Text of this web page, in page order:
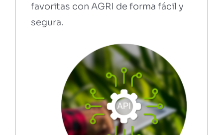
favoritas con AGRI de forma fácil y
segura.